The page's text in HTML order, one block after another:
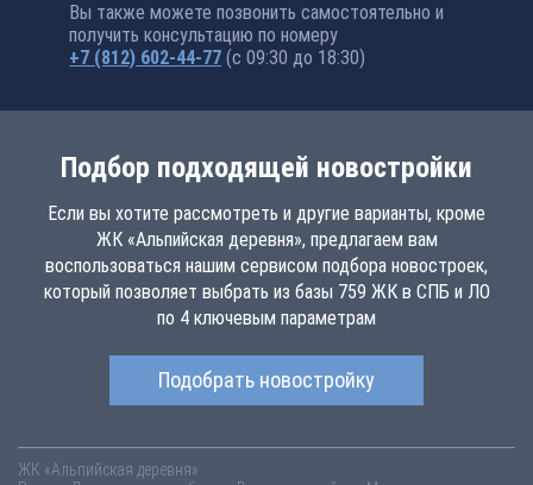
Вы также можете позвонить самостоятельно и
получить консультацию по номеру
+7 (812) 602-44-77 (с 09:30 до 18:30)
Подбор подходящей новостройки
Если вы хотите рассмотреть и другие варианты, кроме
ЖК «Альпийская деревня», предлагаем вам
воспользоваться нашим сервисом подбора новостроек,
который позволяет выбрать из базы 759 ЖК в СПБ и ЛО
по 4 ключевым параметрам
Подобрать новостройку
ЖК «Альпийская деревня»